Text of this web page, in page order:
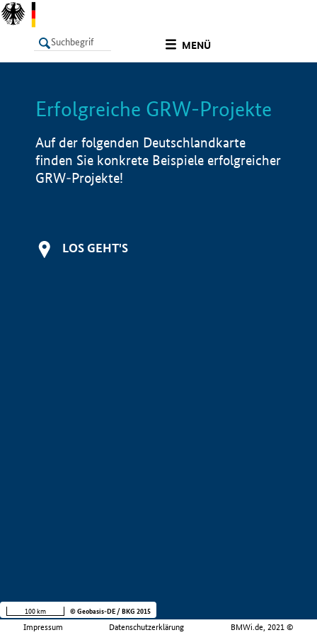
MENÜ
LISTE Info
Erfolgreiche GRW-Projekte
Auf der folgenden Deutschlandkarte
finden Sie konkrete Beispiele erfolgreicher
GRW-Projekte!
LOS GEHT'S
Impressum Datenschutzerklärung BMWi.de, 2021 ©
100 km © Geobasis-DE / BKG 2015